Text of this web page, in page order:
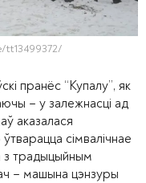
tt13499372/
пранёс “Купалу”, як
– у залежнасці ад
аказалася
сімвалічнае
з традыцыйным
– машына цэнзуры